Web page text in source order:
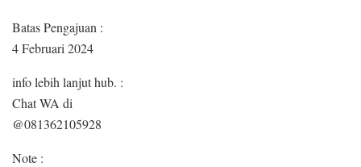
Batas Pengajuan :
4 Februari 2024
info lebih lanjut hub. :
Chat WA di
@081362105928
Note :